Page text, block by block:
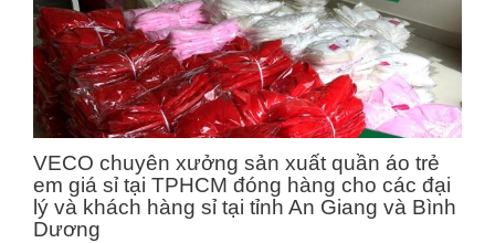
VECO chuyên xưởng sản xuất quần áo trẻ
em giá sỉ tại TPHCM đóng hàng cho các đại
lý và khách hàng sỉ tại tỉnh An Giang và Bình
Dương